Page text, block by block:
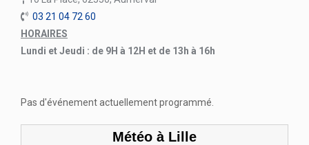
03 21 04 72 60
HORAIRES
Lundi et Jeudi : de 9H à 12H et de 13h à 16h
Pas d'événement actuellement programmé.
Météo à Lille